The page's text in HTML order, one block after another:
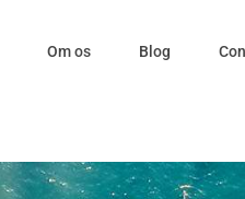
Om os Blog